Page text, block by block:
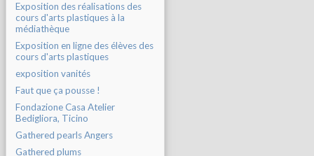
Exposition des réalisations des
cours d'arts plastiques à la
médiathèque
Exposition en ligne des élèves des
cours d'arts plastiques
exposition vanités
Faut que ça pousse !
Fondazione Casa Atelier
Bedigliora, Ticino
Gathered pearls Angers
Gathered plums